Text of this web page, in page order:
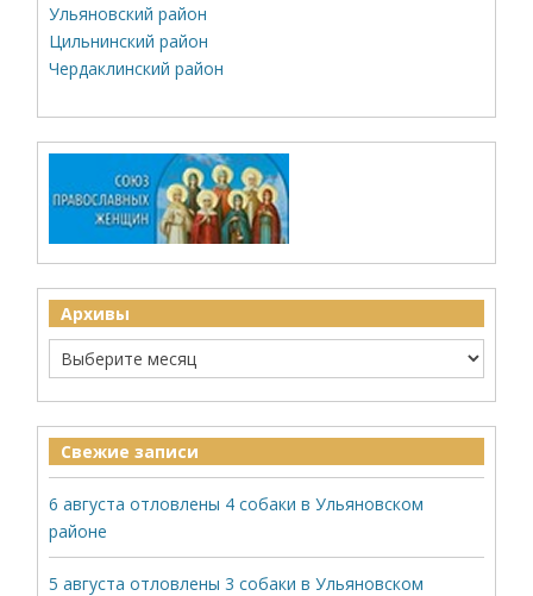
Ульяновский район
Цильнинский район
Чердаклинский район
Архивы
Свежие записи
6 августа отловлены 4 собаки в Ульяновском
районе
5 августа отловлены 3 собаки в Ульяновском